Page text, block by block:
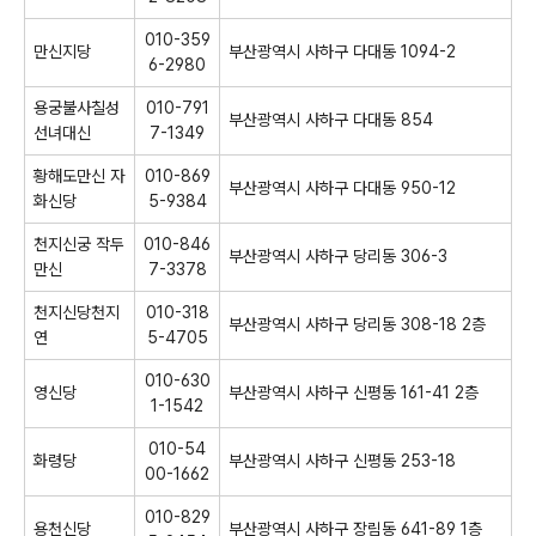
만신지당
010-359
6-2980
부산광역시 사하구 다대동 1094-2
용궁불사칠성
선녀대신
010-791
7-1349
부산광역시 사하구 다대동 854
황해도만신 자
화신당
010-869
5-9384
부산광역시 사하구 다대동 950-12
천지신궁 작두
만신
010-846
7-3378
부산광역시 사하구 당리동 306-3
천지신당천지
연
010-318
5-4705
부산광역시 사하구 당리동 308-18 2층
영신당
010-630
1-1542
부산광역시 사하구 신평동 161-41 2층
화령당
010-54
00-1662
부산광역시 사하구 신평동 253-18
용천신당
010-829
부산광역시 사하구 장림동 641-89 1층